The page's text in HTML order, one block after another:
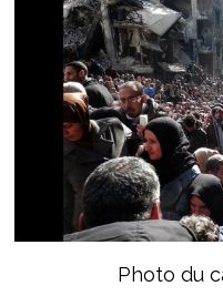
Photo du